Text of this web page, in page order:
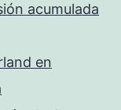
acumulada
en